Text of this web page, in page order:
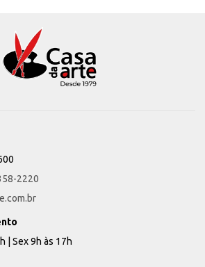
2220
| Sex 9h às 17h